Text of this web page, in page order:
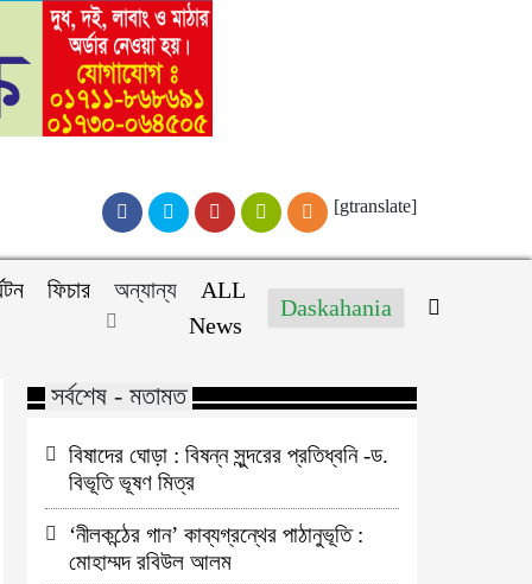
[gtranslate]
ফিচার অন্যান্য
ALL
News
Daskahania
সর্বশেষ - মতামত
বিষাদের ঘোড়া : বিষন্ন সুন্দরের প্রতিধ্বনি -ড.
বিভূতি ভূষণ মিত্র
‘নীলকন্ঠের গান’ কাব্যগ্রন্থের পাঠানুভূতি :
মোহাম্মদ রবিউল আলম